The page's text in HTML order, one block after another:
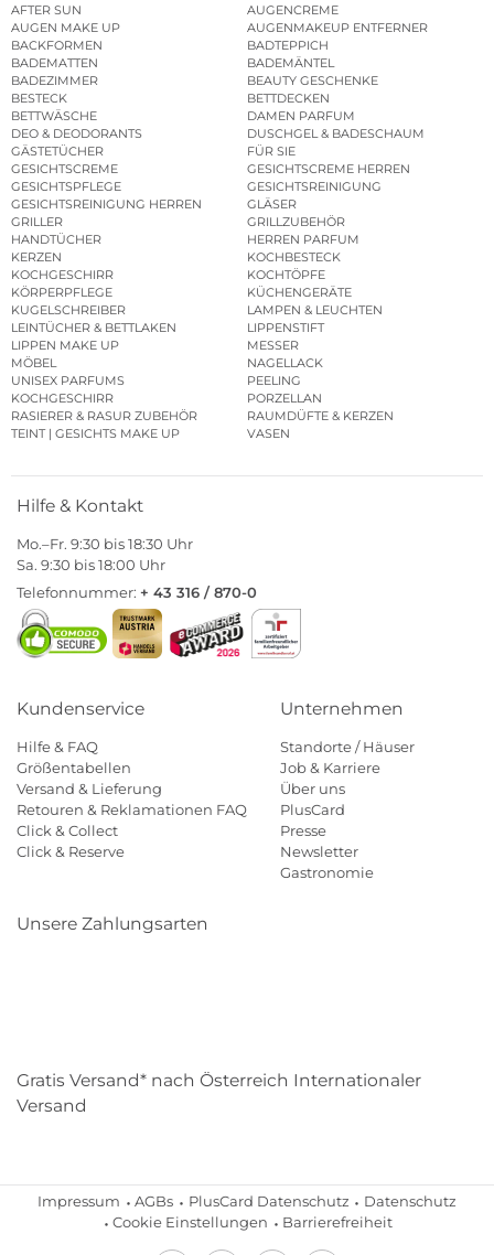
AFTER SUN
AUGENCREME
AUGEN MAKE UP
AUGENMAKEUP ENTFERNER
BACKFORMEN
BADTEPPICH
BADEMATTEN
BADEMÄNTEL
BADEZIMMER
BEAUTY GESCHENKE
BESTECK
BETTDECKEN
BETTWÄSCHE
DAMEN PARFUM
DEO & DEODORANTS
DUSCHGEL & BADESCHAUM
GÄSTETÜCHER
FÜR SIE
GESICHTSCREME
GESICHTSCREME HERREN
GESICHTSPFLEGE
GESICHTSREINIGUNG
GESICHTSREINIGUNG HERREN
GLÄSER
GRILLER
GRILLZUBEHÖR
HANDTÜCHER
HERREN PARFUM
KERZEN
KOCHBESTECK
KOCHGESCHIRR
KOCHTÖPFE
KÖRPERPFLEGE
KÜCHENGERÄTE
KUGELSCHREIBER
LAMPEN & LEUCHTEN
LEINTÜCHER & BETTLAKEN
LIPPENSTIFT
LIPPEN MAKE UP
MESSER
MÖBEL
NAGELLACK
UNISEX PARFUMS
PEELING
KOCHGESCHIRR
PORZELLAN
RASIERER & RASUR ZUBEHÖR
RAUMDÜFTE & KERZEN
TEINT | GESICHTS MAKE UP
VASEN
Hilfe & Kontakt
Mo.–Fr. 9:30 bis 18:30 Uhr
Sa. 9:30 bis 18:00 Uhr
Telefonnummer: + 43 316 / 870-0
Kundenservice
Hilfe & FAQ
Größentabellen
Versand & Lieferung
Retouren & Reklamationen FAQ
Click & Collect
Click & Reserve
Unternehmen
Standorte / Häuser
Job & Karriere
Über uns
PlusCard
Presse
Newsletter
Gastronomie
Unsere Zahlungsarten
Gratis Versand* nach Österreich Internationaler
Versand
Impressum AGBs PlusCard Datenschutz
Datenschutz
Cookie Einstellungen
Barrierefreiheit